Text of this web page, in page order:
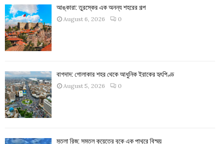
আঙ্কারা: তুরস্কের এক অনন্য শহরের গল্প
August 6, 2026 0
বাগদাদ: গোলাকার শহর থেকে আধুনিক ইরাকের হৃৎপিণ্ড
August 5, 2026 0
মুতলা রিজ: সমতল কুয়েতের বুকে এক পাথুরে বিস্ময়